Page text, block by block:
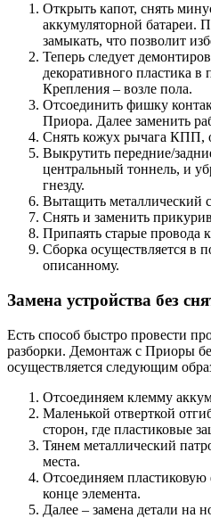
Открыть капот, снять
аккумуляторной батареи.
замыкать, что позволит
Теперь следует
декоративного пластика в
Крепления – возле пола.
Отсоединить фишку
Приора. Далее заменить
Снять кожух рычага КПП,
Выкрутить передние/
центральный тоннель, и
гнезду.
Вытащить металлический
Снять и заменить
Припаять старые провода
Сборка осуществляется в
описанному.
Замена устройства без
Есть способ быстро провести
разборки. Демонтаж с Приоры
осуществляется следующим
Отсоединяем клемму
Маленькой отверткой
сторон, где пластиковые
Тянем металлический
места.
Отсоединяем
конце элемента.
Далее – замена детали на